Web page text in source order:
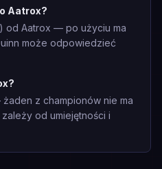
Aatrox?
od Aatrox — po użyciu ma
może odpowiedzieć
z championów nie ma
od umiejętności i